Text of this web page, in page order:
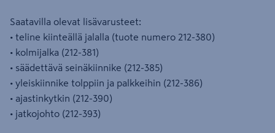
Saatavilla olevat lisävarusteet:
• teline kiinteällä jalalla (tuote numero 212-380)
• kolmijalka (212-381)
• säädettävä seinäkiinnike (212-385)
• yleiskiinnike tolppiin ja palkkeihin (212-386)
• ajastinkytkin (212-390)
• jatkojohto (212-393)